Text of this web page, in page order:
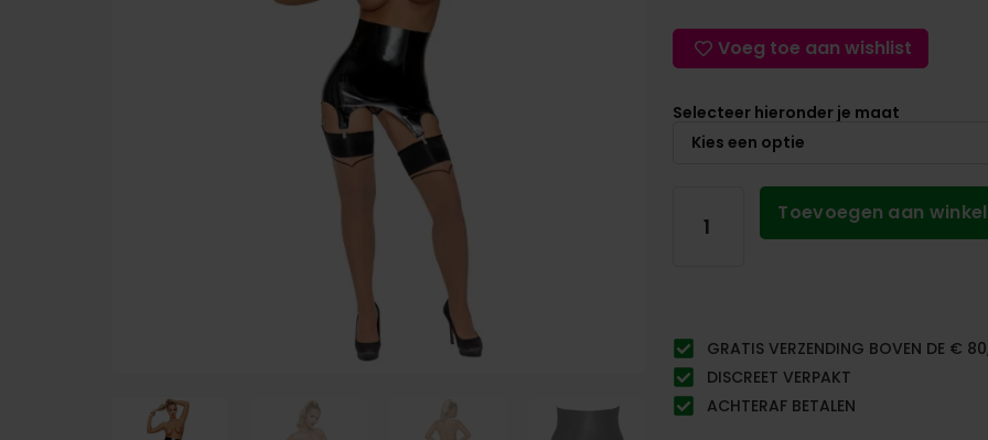
Voeg toe aan wishlist
Selecteer hieronder je maat
Toevoegen aan
GRATIS VERZENDING BOVEN DE €
DISCREET VERPAKT
ACHTERAF BETALEN